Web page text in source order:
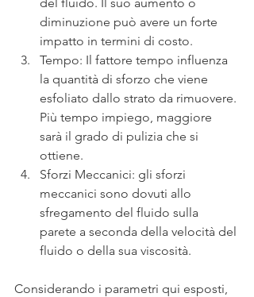
diminuzione può avere un forte
impatto in termini di costo.
Tempo: Il fattore tempo influenza
la quantità di sforzo che viene
esfoliato dallo strato da rimuovere.
Più tempo impiego, maggiore
sarà il grado di pulizia che si
ottiene.
Sforzi Meccanici: gli sforzi
meccanici sono dovuti allo
sfregamento del fluido sulla
parete a seconda della velocità del
fluido o della sua viscosità.
Considerando i parametri qui esposti,